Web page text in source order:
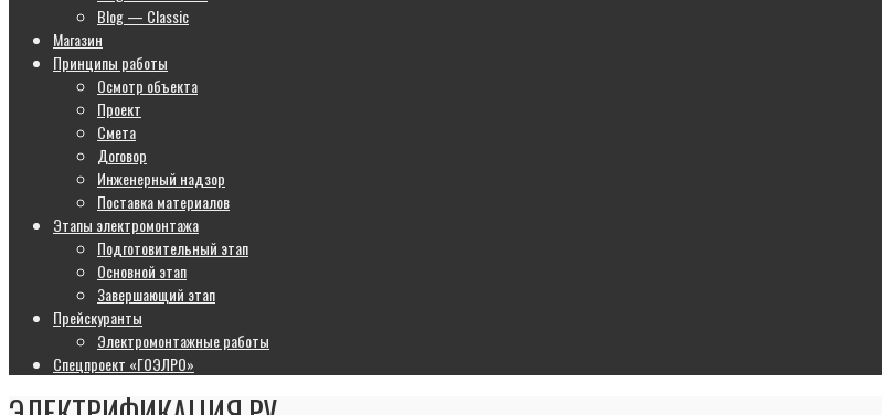
Blog — Classic
Магазин
Принципы работы
Осмотр объекта
Проект
Смета
Договор
Инженерный надзор
Поставка материалов
Этапы электромонтажа
Подготовительный этап
Основной этап
Завершающий этап
Прейскуранты
Электромонтажные работы
Спецпроект «ГОЭЛРО»